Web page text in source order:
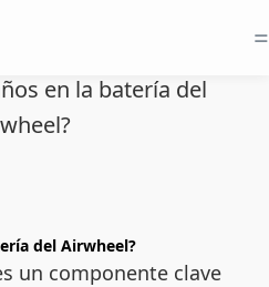
=
en la batería del
del Airwheel?
un componente clave